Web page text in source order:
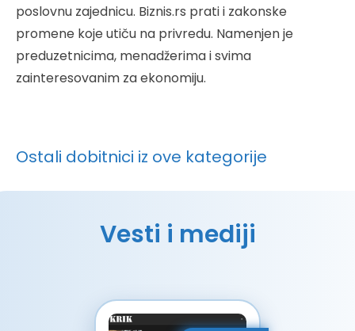
poslovnu zajednicu. Biznis.rs prati i zakonske
promene koje utiču na privredu. Namenjen je
preduzetnicima, menadžerima i svima
zainteresovanim za ekonomiju.
Ostali dobitnici iz ove kategorije
Vesti i mediji